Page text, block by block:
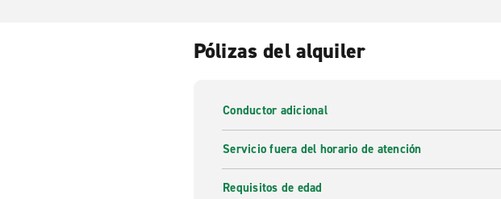
Pólizas del alquiler
Conductor adicional
Servicio fuera del horario de atención
Requisitos de edad